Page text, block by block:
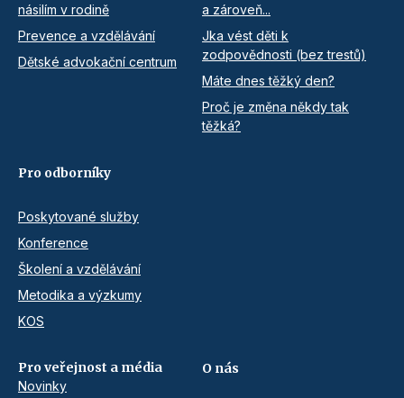
násilím v rodině
Prevence a vzdělávání
Dětské advokační centrum
a zároveň...
Jka vést děti k
zodpovědnosti (bez trestů)
Máte dnes těžký den?
Proč je změna někdy tak
těžká?
Pro odborníky
Poskytované služby
Konference
Školení a vzdělávání
Metodika a výzkumy
KOS
Pro veřejnost a média
Novinky
O nás